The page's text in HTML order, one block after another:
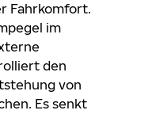
Fahrkomfort.
im
den
von
Es senkt